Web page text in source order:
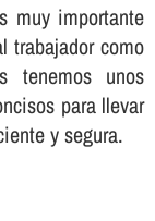
muy importante
trabajador como
tenemos unos
para llevar
y segura.